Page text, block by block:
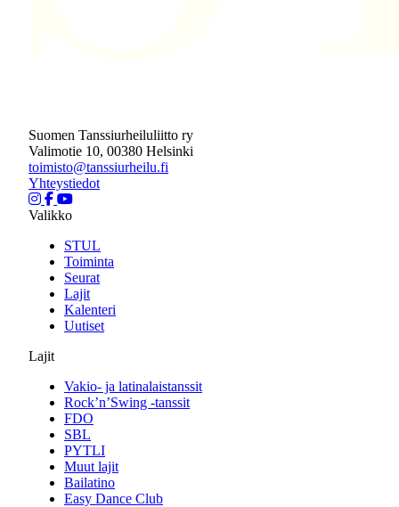
Suomen Tanssiurheiluliitto ry
Valimotie 10, 00380 Helsinki
toimisto@tanssiurheilu.fi
Yhteystiedot
Valikko
STUL
Toiminta
Seurat
Lajit
Kalenteri
Uutiset
Lajit
Vakio- ja latinalaistanssit
Rock’n’Swing -tanssit
FDO
SBL
PYTLI
Muut lajit
Bailatino
Easy Dance Club